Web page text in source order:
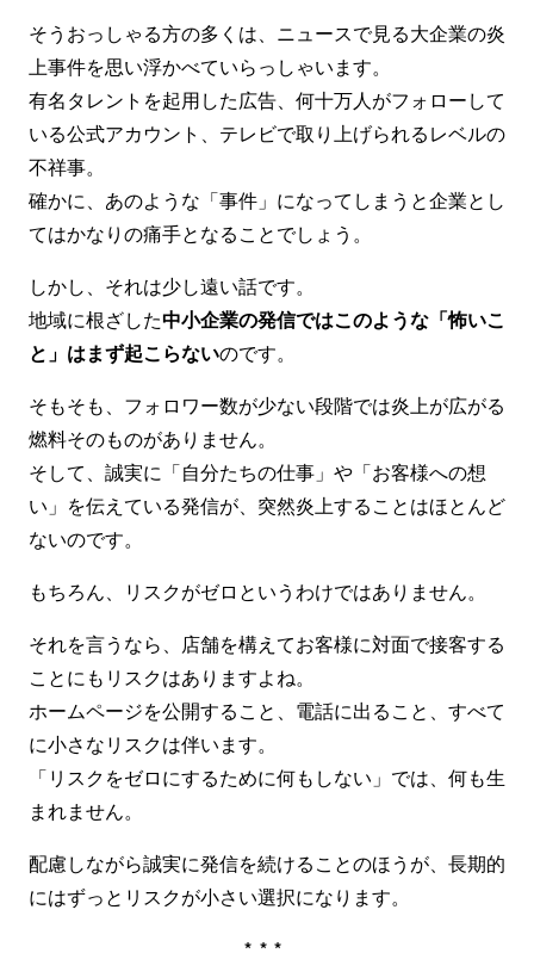
そうおっしゃる方の多くは、ニュースで見る大企業の炎
上事件を思い浮かべていらっしゃいます。
有名タレントを起用した広告、何十万人がフォローして
いる公式アカウント、テレビで取り上げられるレベルの
不祥事。
確かに、あのような「事件」になってしまうと企業とし
てはかなりの痛手となることでしょう。
しかし、それは少し遠い話です。
地域に根ざした中小企業の発信ではこのような「怖いこ
と」はまず起こらないのです。
そもそも、フォロワー数が少ない段階では炎上が広がる
燃料そのものがありません。
そして、誠実に「自分たちの仕事」や「お客様への想
い」を伝えている発信が、突然炎上することはほとんど
ないのです。
もちろん、リスクがゼロというわけではありません。
それを言うなら、店舗を構えてお客様に対面で接客する
ことにもリスクはありますよね。
ホームページを公開すること、電話に出ること、すべて
に小さなリスクは伴います。
「リスクをゼロにするために何もしない」では、何も生
まれません。
配慮しながら誠実に発信を続けることのほうが、長期的
にはずっとリスクが小さい選択になります。